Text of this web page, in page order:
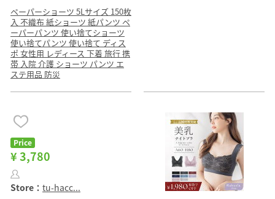
ペーパーショーツ 5Lサイズ 150枚
入 不織布 紙ショーツ 紙パンツ ペ
ーパーパンツ 使い捨てショーツ
使い捨てパンツ 使い捨て ディス
ポ 女性用 レディース 下着 旅行 携
帯 入院 介護 ショーツ パンツ エ
ステ用品 防災
Price
¥ 3,780
Store： tu-hacc...